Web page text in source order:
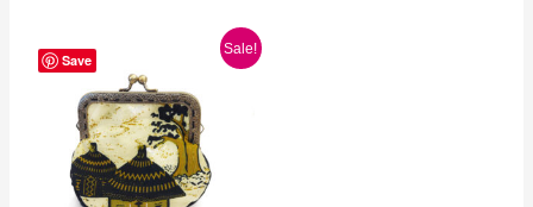
Save
Sale!